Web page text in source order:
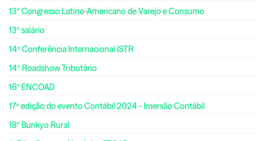
13º Congresso Latino-Americano de Varejo e Consumo
13º salário
14ª Conferência Internacional ISTR
14º Roadshow Tributário
16º ENCOAD
17ª edição do evento Contábil 2024 - Imersão Contábil
18º Bunkyo Rural